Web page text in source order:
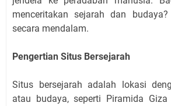
menceritakan sejarah dan
secara mendalam.
Pengertian Situs Bersejarah
Situs bersejarah adalah lokasi
atau budaya, seperti Piramida